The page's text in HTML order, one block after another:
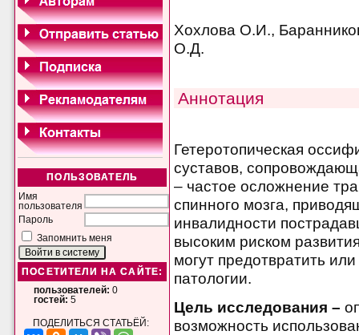
ПОЛЬЗОВАТЕЛЬ
Имя
пользователя
Пароль
Запомнить меня
ПОСЕТИТЕЛИ НА САЙТЕ:
пользователей: 0
гостей: 5
ПОДЕЛИТЬСЯ СТАТЬЁЙ:
Хохлова О.И.,
О.Д.
Аннотация
Гетеротопическая
суставов,
– частое осложнение
спинного мозга,
инвалидности
высоким риском
могут предотвратить
патологии.
Цель исследования –
возможность